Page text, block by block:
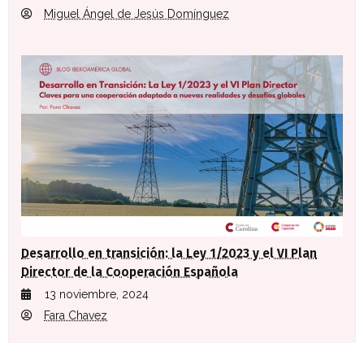
Miguel Ángel de Jesús Domínguez
Desarrollo en transición: la Ley 1/2023 y el VI Plan
Director de la Cooperación Española
13 noviembre, 2024
Fara Chavez